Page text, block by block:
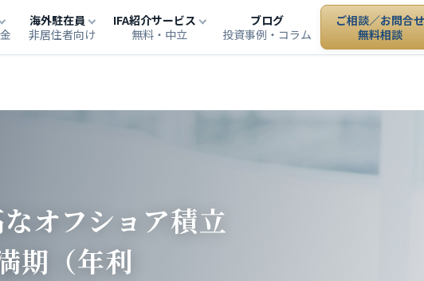
海外駐在員
非居住者向け
IFA紹介サービス
無料・中立
ブログ
投資事例・コラム
ご相談／お問合
無料相談
オフショア積立
期（年利